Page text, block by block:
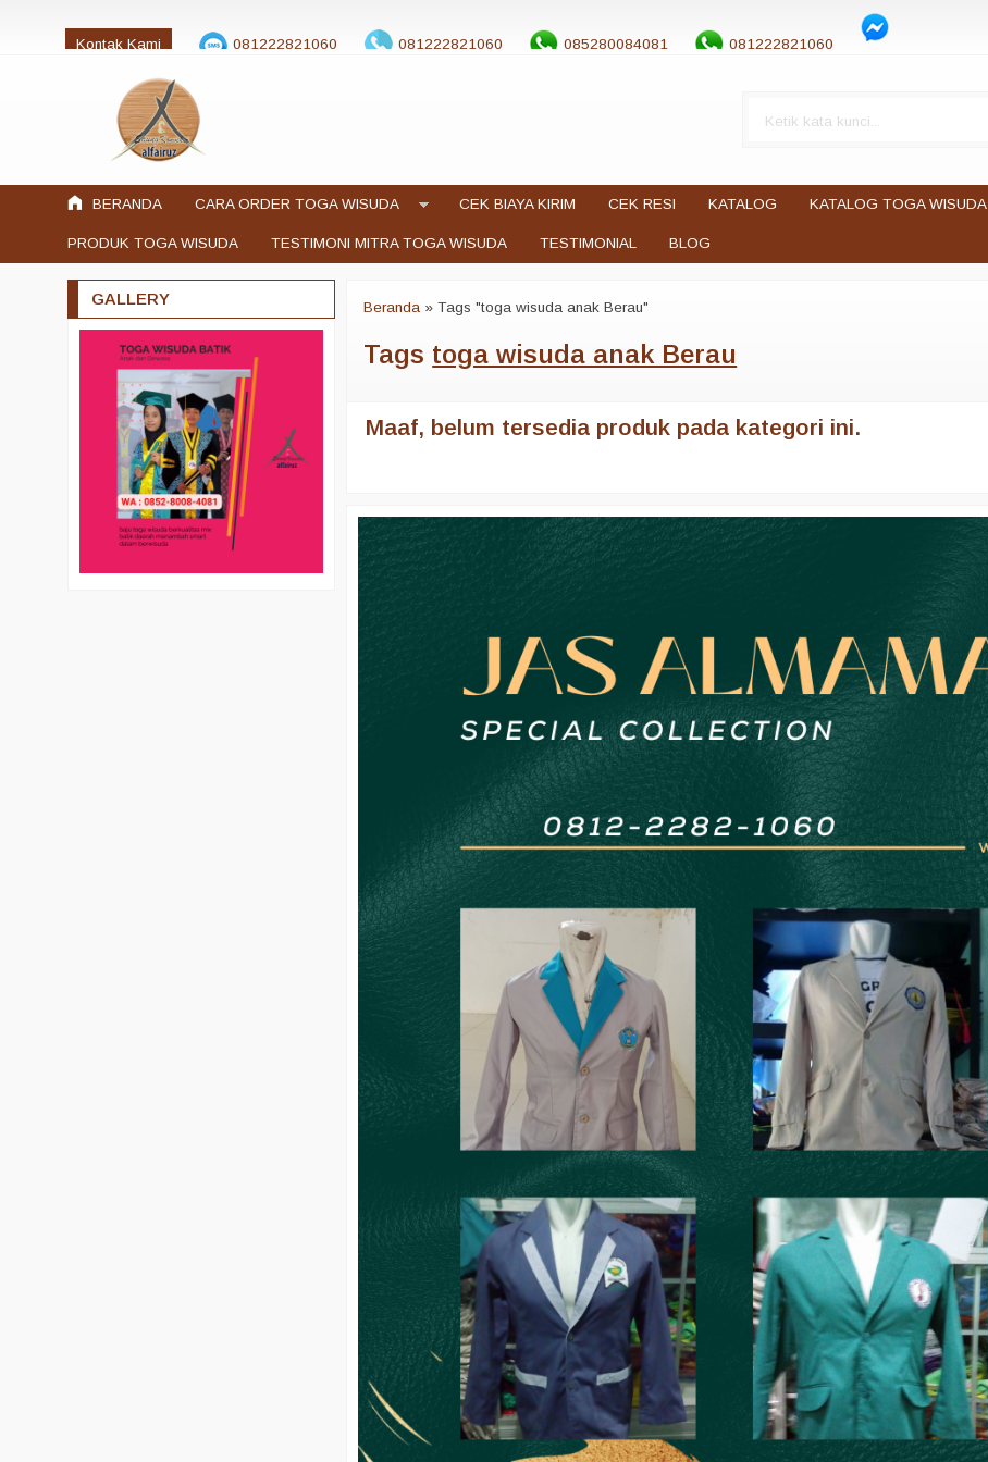
Kontak Kami 081222821060 081222821060 085280084081 081222821060
jualtogawisuda@gmail.com
BERANDA CARA ORDER TOGA WISUDA CEK BIAYA KIRIM CEK RESI KATALOG KATALOG TOGA WISUDA
PRODUK TOGA WISUDA TESTIMONI MITRA TOGA WISUDA TESTIMONIAL BLOG
Beranda »Tags "toga wisuda anak Berau"
Tags toga wisuda anak Berau
Maaf, belum tersedia produk pada kategori ini.
GALLERY